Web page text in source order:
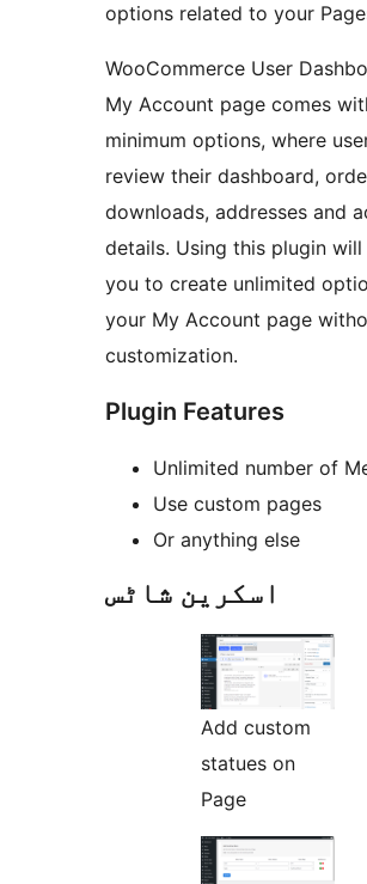
options related to your
WooCommerce User
My Account page comes
minimum options, where
review their dashboard,
downloads, addresses and
details. Using this plugin
you to create unlimited
your My Account page
customization.
Plugin Features
Unlimited number of
Use custom pages
Or anything else
اسکرین شاٹس
Add custom
statues on
Page